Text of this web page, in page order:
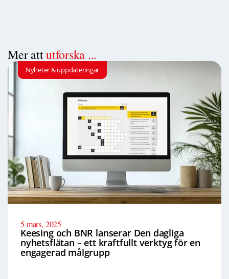
Mer attutforska ...
Nyheter & uppdateringar
5 mars, 2025
Keesing och BNR lanserar Den dagliga
nyhetsflätan – ett kraftfullt verktyg för en
engagerad målgrupp